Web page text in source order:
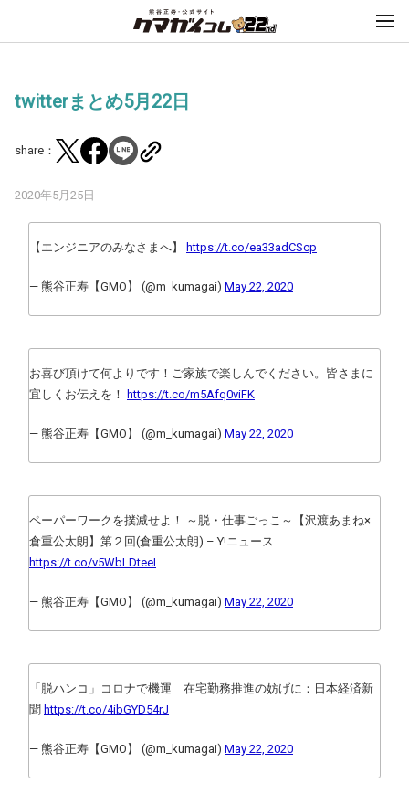
twitterまとめ5月22日
share：
2020年5月25日
【エンジニアのみなさまへ】 https://t.co/ea33adCScp
— 熊谷正寿【GMO】 (@m_kumagai) May 22, 2020
お喜び頂けて何よりです！ご家族で楽しんでください。皆さまに
宜しくお伝えを！
https://t.co/m5Afq0viFK
— 熊谷正寿【GMO】 (@m_kumagai) May 22, 2020
ペーパーワークを撲滅せよ！ ～脱・仕事ごっこ～【沢渡あまね×
倉重公太朗】第２回(倉重公太朗) – Y!ニュース
https://t.co/v5WbLDteeI
— 熊谷正寿【GMO】 (@m_kumagai) May 22, 2020
「脱ハンコ」コロナで機運 在宅勤務推進の妨げに：日本経済新
聞 https://t.co/4ibGYD54rJ
— 熊谷正寿【GMO】 (@m_kumagai) May 22, 2020